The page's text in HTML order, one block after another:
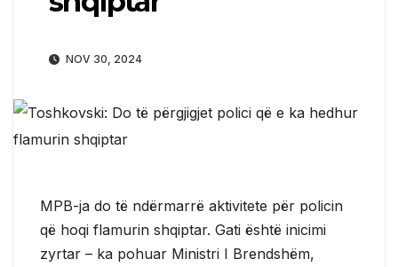
NOV 30, 2024
MPB-ja do të ndërmarrë aktivitete për policin
që hoqi flamurin shqiptar. Gati është inicimi
zyrtar – ka pohuar Ministri I Brendshëm,